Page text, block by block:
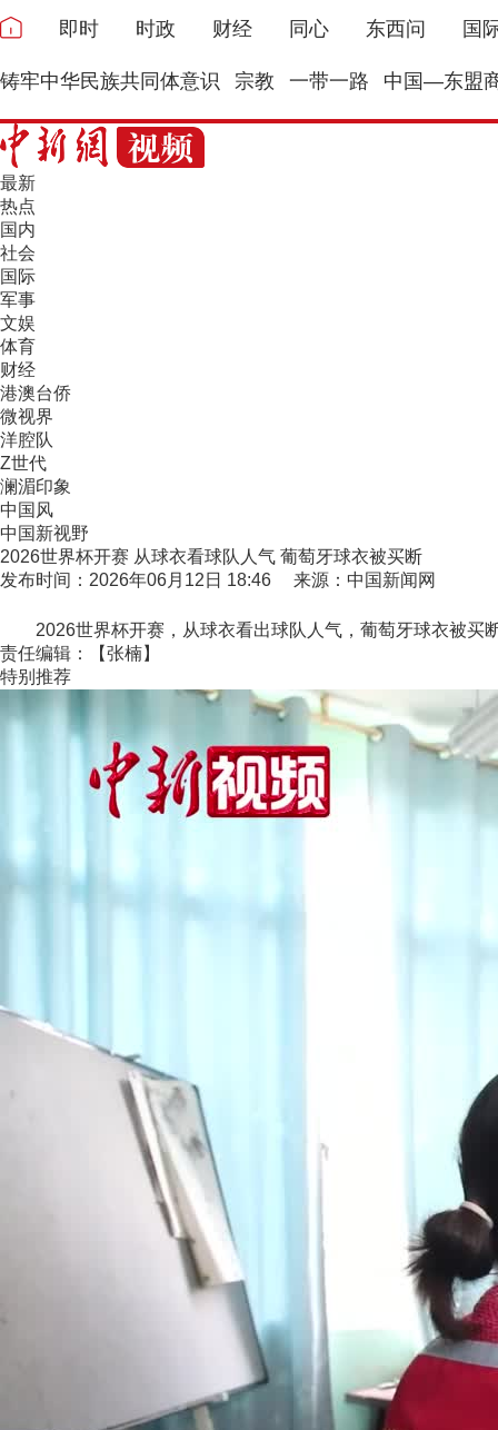
即时 时政 财经 同心 东西问 国
铸牢中华民族共同体意识 宗教 一带一路 中国—东盟
最新
热点
国内
社会
国际
军事
文娱
体育
财经
港澳台侨
微视界
洋腔队
Z世代
澜湄印象
中国风
中国新视野
2026世界杯开赛 从球衣看球队人气 葡萄牙球衣被买断
发布时间：2026年06月12日 18:46 来源：中国新闻网
2026世界杯开赛，从球衣看出球队人气，葡萄牙球衣被买
责任编辑：【张楠】
特别推荐